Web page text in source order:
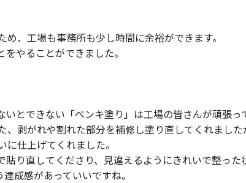
、工場も事務所も少し時間に余裕ができます。
やることができました。
とできない「ペンキ塗り」は工場の皆さんが頑張っ
剥がれや割れた部分を補修し塗り直してくれました
仕上げてくれました。
り直してくださり、見違えるようにきれいで整った
成感があっていいですね。